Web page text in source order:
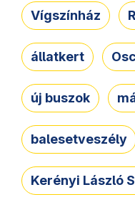
Vígszínház
állatkert
új buszok
balesetveszély
Kerényi László